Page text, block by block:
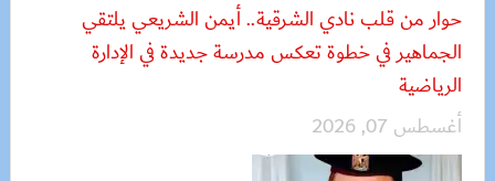
حوار من قلب نادي الشرقية.. أيمن الشريعي يلتقي
الجماهير في خطوة تعكس مدرسة جديدة في الإدارة
الرياضية
أغسطس 07, 2026